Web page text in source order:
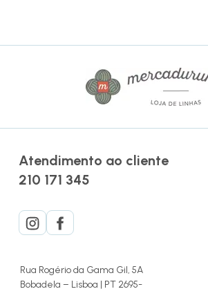
Atendimento ao cliente
210 171 345
Rua Rogério da Gama Gil, 5A
Bobadela – Lisboa | PT 2695-